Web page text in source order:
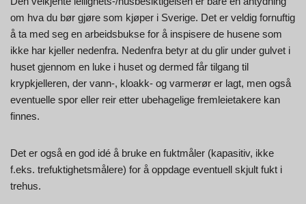
om hva du bør gjøre som kjøper i Sverige. Det er veldig fornuftig
å ta med seg en arbeidsbukse for å inspisere de husene som
ikke har kjeller nedenfra. Nedenfra betyr at du glir under gulvet i
huset gjennom en luke i huset og dermed får tilgang til
krypkjelleren, der vann-, kloakk- og varmerør er lagt, men også
eventuelle spor eller reir etter ubehagelige fremleietakere kan
finnes.
Det er også en god idé å bruke en fuktmåler (kapasitiv, ikke
f.eks. trefuktighetsmålere) for å oppdage eventuell skjult fukt i
trehus.